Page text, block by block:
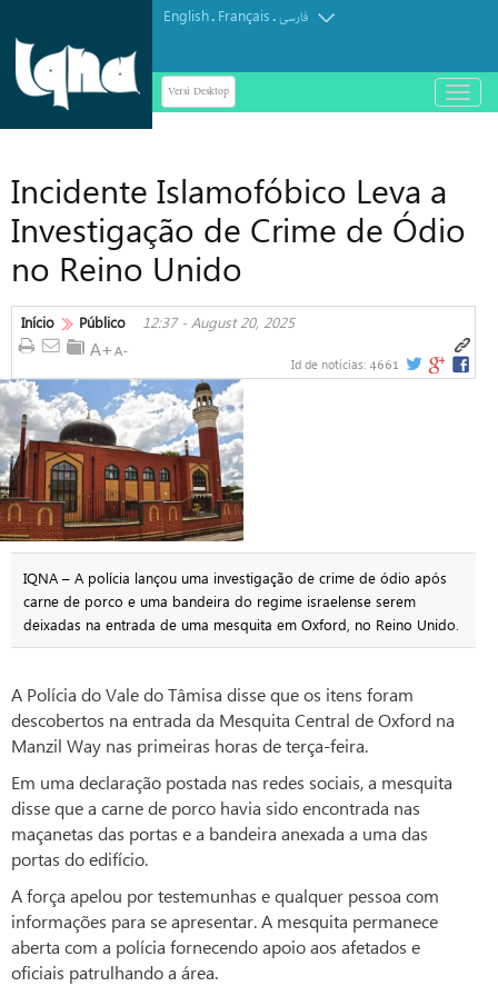
English. Français.فارسی
Versi Desktop
باز
و
Incidente Islamofóbico Leva a
Investigação de Crime de Ódio
no Reino Unido
Início Público 12:37 - August 20, 2025
Id de notícias: 4661
IQNA – A polícia lançou uma investigação de crime de ódio após
carne de porco e uma bandeira do regime israelense serem
deixadas na entrada de uma mesquita em Oxford, no Reino Unido.
A Polícia do Vale do Tâmisa disse que os itens foram
descobertos na entrada da Mesquita Central de Oxford na
Manzil Way nas primeiras horas de terça-feira.
Em uma declaração postada nas redes sociais, a mesquita
disse que a carne de porco havia sido encontrada nas
maçanetas das portas e a bandeira anexada a uma das
portas do edifício.
A força apelou por testemunhas e qualquer pessoa com
informações para se apresentar. A mesquita permanece
aberta com a polícia fornecendo apoio aos afetados e
oficiais patrulhando a área.